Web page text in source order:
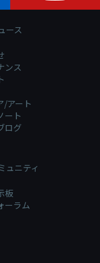
ース
ンス
/アート
ート
ログ
ュニティ
板
ーラム